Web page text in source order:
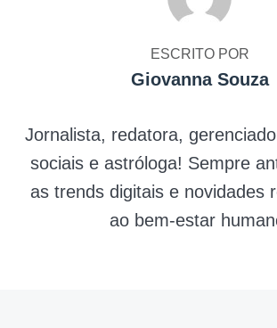
ESCRITO POR
Giovanna Souza
Jornalista, redatora,
sociais e astróloga! Sempre
as trends digitais e novidades
ao bem-estar